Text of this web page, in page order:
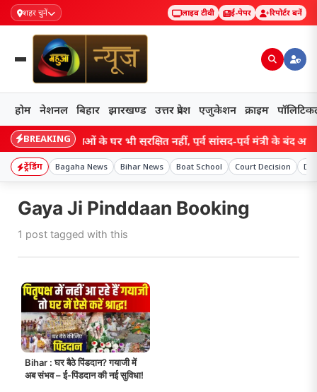
शहर चुनें लाइव टीवी ई-पेपर रिपोर्टर बनें
होम नेशनल बिहार झारखण्ड उत्तर प्रदेश एजुकेशन क्राइम
BREAKING
Bihar: नेताओं के घर भी सुरक्षित नहीं, पूर्व सांसद-पूर्व मंत्री के बंद आवास में
ट्रेंडिंग Bagaha News Bihar News Boat School Court Decision
Gaya Ji Pinddaan Booking
1 post tagged with this
Bihar : घर बैठे पिंडदान? गयाजी में
अब संभव – ई-पिंडदान की नई सुविधा!